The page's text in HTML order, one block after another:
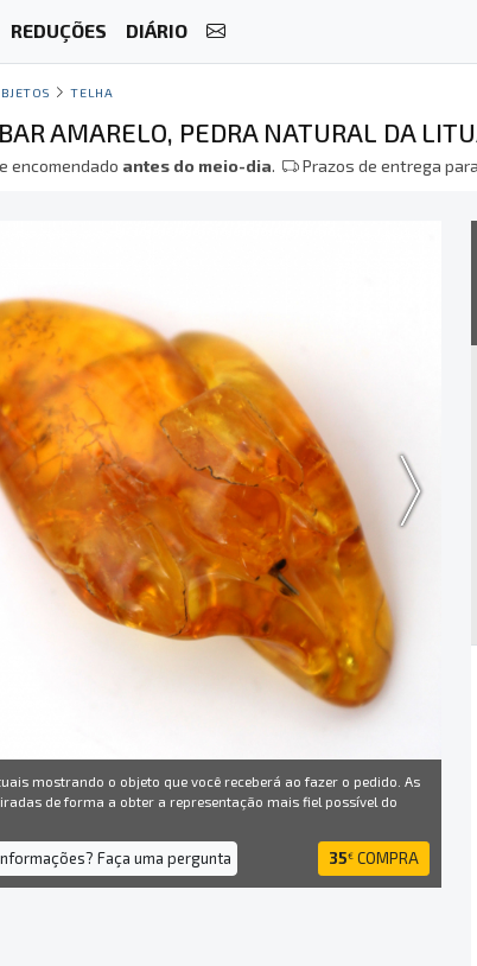
REDUÇÕES DIÁRIO
TELHA
AMARELO, PEDRA NATURAL DA
encomendado antes do meio-dia. Prazos de entrega
mostrando o objeto que você receberá ao fazer o pedido. As
de forma a obter a representação mais fiel possível do
Faça uma pergunta 35€ COMPRA